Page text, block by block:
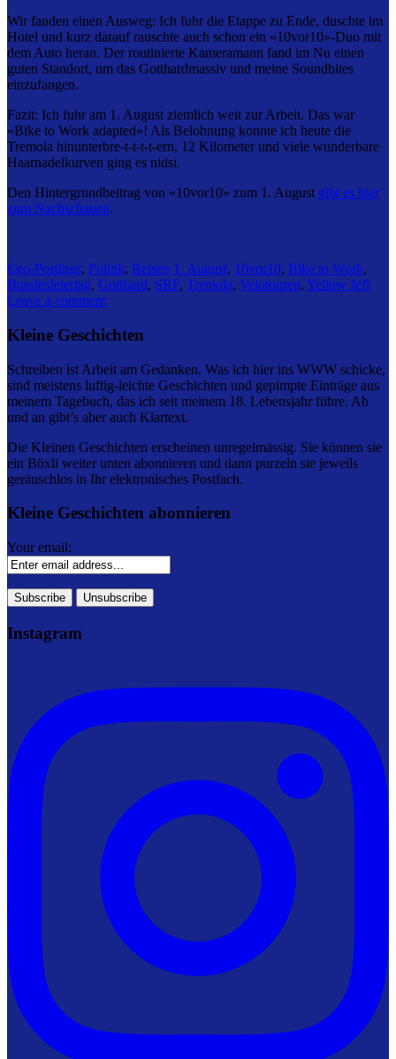
Wir fanden einen Ausweg: Ich fuhr die Etappe zu Ende, duschte im
Hotel und kurz darauf rauschte auch schon ein «10vor10»-Duo mit
dem Auto heran. Der routinierte Kameramann fand im Nu einen
guten Standort, um das Gotthardmassiv und meine Soundbites
einzufangen.
Fazit: Ich fuhr am 1. August ziemlich weit zur Arbeit. Das war
«Bike to Work adapted»! Als Belohnung konnte ich heute die
Tremola hinunterbre-t-t-t-t-ern, 12 Kilometer und viele wunderbare
Haarnadelkurven ging es nidsi.
Den Hintergrundbeitrag von «10vor10» zum 1. August gibt es hier
zum Nachschauen.
Ego-Postings, Politik, Reisen 1. August, 10vor10, Bike to Work,
Bundesfeiertag, Gotthard, SRF, Tremola, Velotouren, Yellow Jeff
Leave a comment
Kleine Geschichten
Schreiben ist Arbeit am Gedanken. Was ich hier ins WWW schicke,
sind meistens luftig-leichte Geschichten und gepimpte Einträge aus
meinem Tagebuch, das ich seit meinem 18. Lebensjahr führe. Ab
und an gibt’s aber auch Klartext.
Die Kleinen Geschichten erscheinen unregelmässig. Sie können sie
ein Böxli weiter unten abonnieren und dann purzeln sie jeweils
geräuschlos in Ihr elektronisches Postfach.
Kleine Geschichten abonnieren
Your email:
Instagram